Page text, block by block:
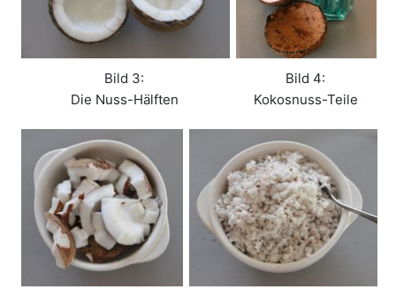
Bild 3:
Die Nuss-Hälften
Bild 4:
Kokosnuss-Teile